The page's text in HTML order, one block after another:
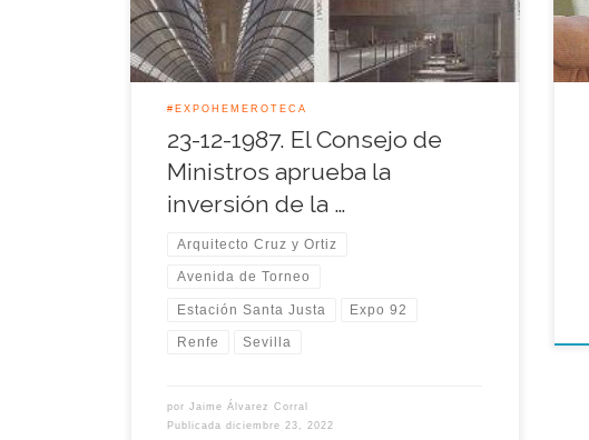
infraestructuras del transporte ferroviario y aéreo.
#EXPOHEMEROTECA
23-12-1987. El Consejo de
Ministros aprueba la
inversión de la …
Arquitecto Cruz y Ortiz
Avenida de Torneo
Estación Santa Justa Expo 92
Renfe Sevilla
porJaime Álvarez Corral
Publicadadiciembre 23, 2022